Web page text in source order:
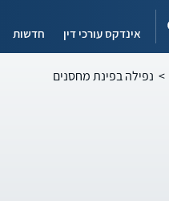
אינדקס עורכי דין חדשות
> נפילה בפינת מחסנים